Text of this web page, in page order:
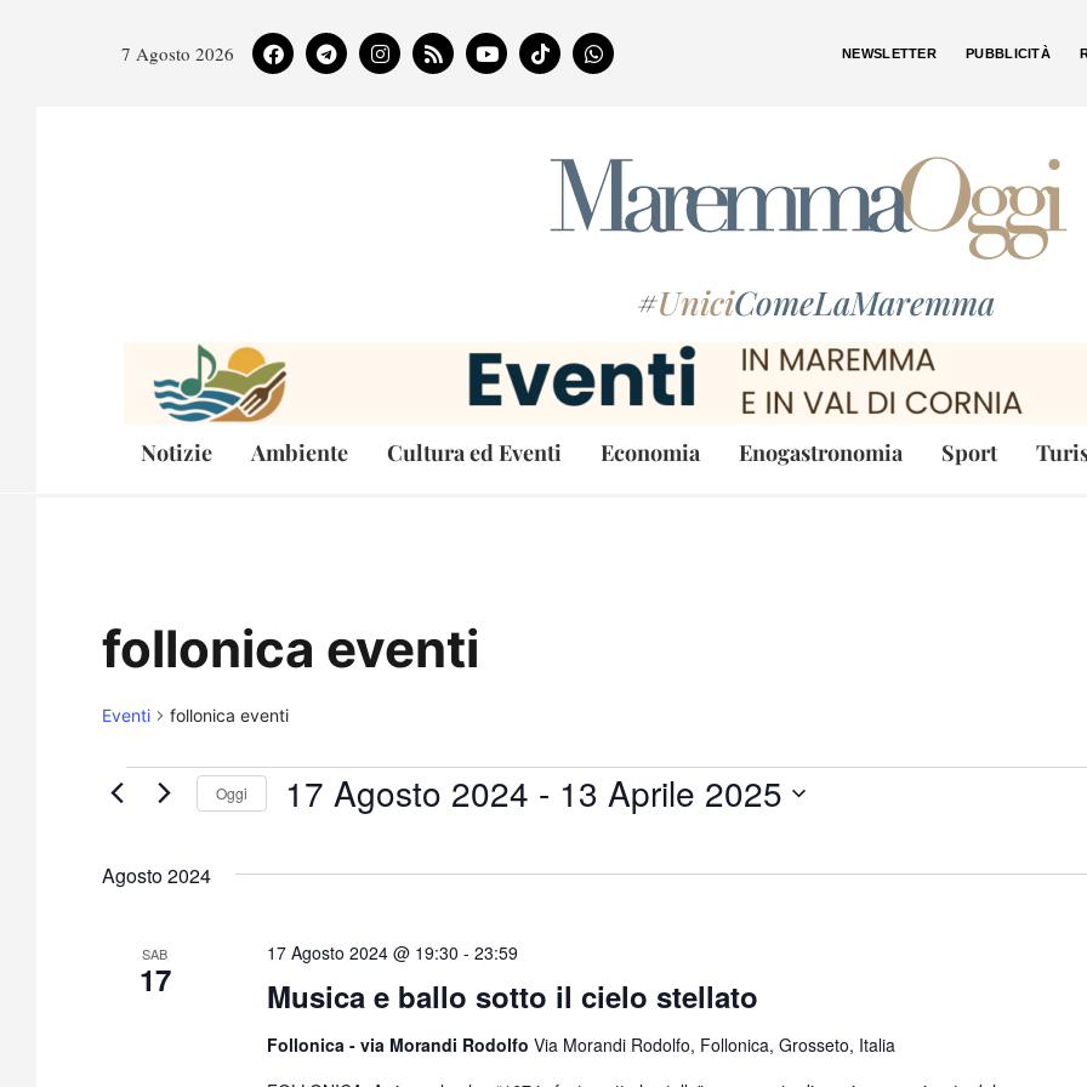
7 Agosto 2026 NEWSLETTER PUBBLICITÀ
#UniciComeLaMaremma
Notizie Ambiente Cultura ed Eventi Economia Enogastronomia Sport
follonica eventi
Eventi follonica eventi
Oggi 17 Agosto 2024 - 13 Aprile 2025
Agosto 2024
SAB
17 Musica e ballo sotto il cielo stellato
17 Agosto 2024 @ 19:30 - 23:59
Follonica - via Morandi Rodolfo Via Morandi Rodolfo, Follonica, Grosseto, Italia